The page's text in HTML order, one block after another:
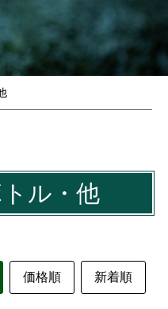
ル・他
価格順 新着順